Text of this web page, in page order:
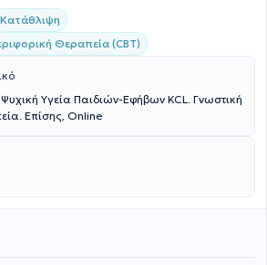
Κατάθλιψη
Θεραπεία (CBT)
Επίσης, Online